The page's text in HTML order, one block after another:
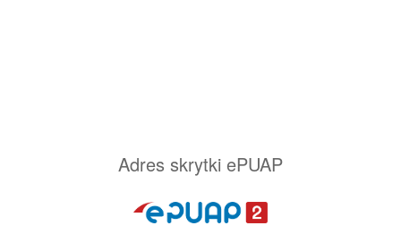
Adres skrytki ePUAP